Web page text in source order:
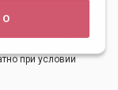
при условии